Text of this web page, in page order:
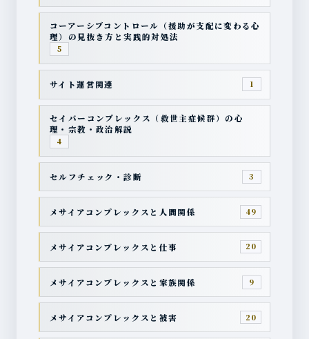
コーアーシブコントロール（援助が支配に変わる心
理）の見抜き方と実践的対処法
5
サイト運営関連 1
セイバーコンプレックス（救世主症候群）の心
理・宗教・政治解説
4
セルフチェック・診断 3
メサイアコンプレックスと人間関係 49
メサイアコンプレックスと仕事 20
メサイアコンプレックスと家族関係 9
メサイアコンプレックスと被害 20